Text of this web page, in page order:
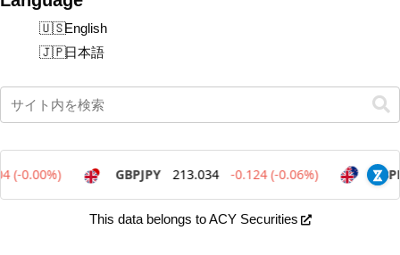
English
日本語
This data belongs to ACY Securities